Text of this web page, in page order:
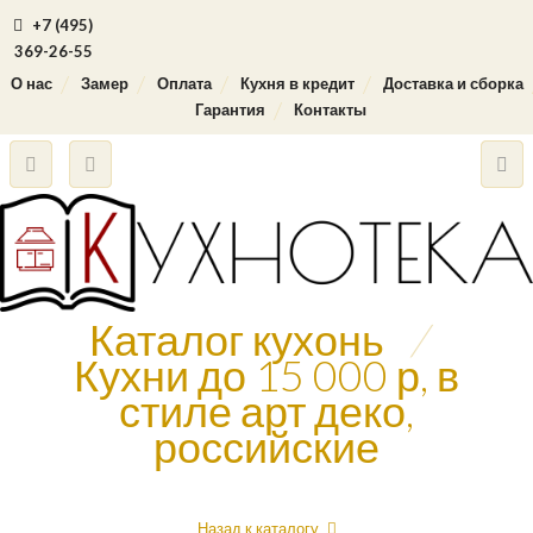
+7 (495)
369-26-55
О нас
Замер Оплата Кухня в кредит
Доставка и сборка
Гарантия
Контакты
Каталог кухонь /
Кухни до 15 000 р, в
стиле арт деко,
российские
Назад к каталогу